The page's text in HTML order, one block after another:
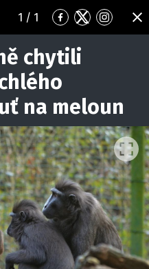
1 / 1
Přejít
na
Facebook
Přejít
na
Přejít
na
chytili
na meloun